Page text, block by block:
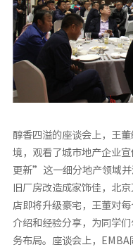
醇香四溢的座谈会上，王
境，观看了城市地产企业
更新”这一细分地产领域
旧厂房改造成家饰佳，北
店即将升级豪宅，王董对
介绍和经验分享，为同学
务布局。座谈会上，